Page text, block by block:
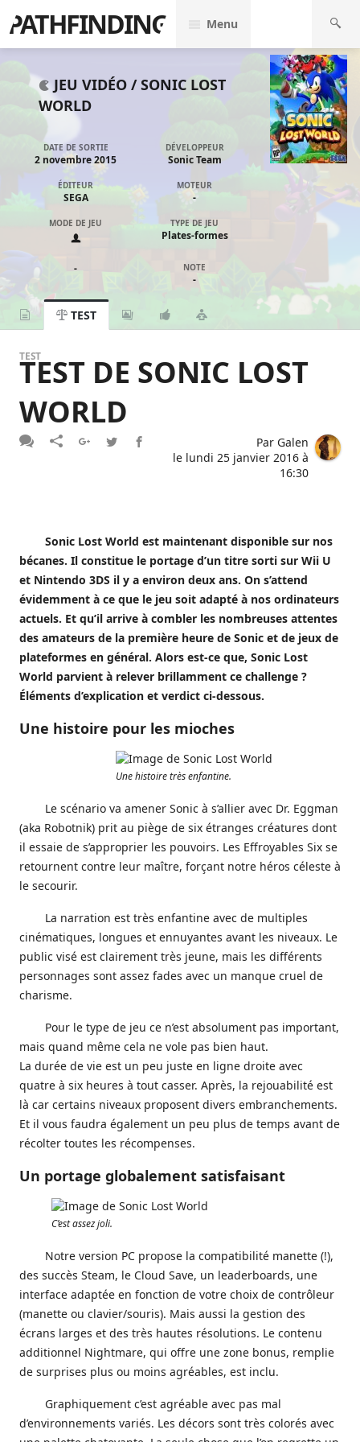
PATHFINDING Menu
JEU VIDÉO /SONIC LOST
WORLD
DATE DE SORTIE
2 novembre 2015
DÉVELOPPEUR
Sonic Team
ÉDITEUR
SEGA
MOTEUR
-
MODE DE JEU TYPE DE JEU
Plates-formes
- NOTE
-
TEST
TEST
TEST DE SONIC LOST
WORLD
Par Galen
le lundi 25 janvier 2016 à
16:30
Sonic Lost World est maintenant disponible sur nos
bécanes. Il constitue le portage d’un titre sorti sur Wii U
et Nintendo 3DS il y a environ deux ans. On s’attend
évidemment à ce que le jeu soit adapté à nos ordinateurs
actuels. Et qu’il arrive à combler les nombreuses attentes
des amateurs de la première heure de Sonic et de jeux de
plateformes en général. Alors est-ce que, Sonic Lost
World parvient à relever brillamment ce challenge ?
Éléments d’explication et verdict ci-dessous.
Une histoire pour les mioches
Une histoire très enfantine.
Le scénario va amener Sonic à s’allier avec Dr. Eggman
(aka Robotnik) prit au piège de six étranges créatures dont
il essaie de s’approprier les pouvoirs. Les Effroyables Six se
retournent contre leur maître, forçant notre héros céleste à
le secourir.
La narration est très enfantine avec de multiples
cinématiques, longues et ennuyantes avant les niveaux. Le
public visé est clairement très jeune, mais les différents
personnages sont assez fades avec un manque cruel de
charisme.
Pour le type de jeu ce n’est absolument pas important,
mais quand même cela ne vole pas bien haut.
La durée de vie est un peu juste en ligne droite avec
quatre à six heures à tout casser. Après, la rejouabilité est
là car certains niveaux proposent divers embranchements.
Et il vous faudra également un peu plus de temps avant de
récolter toutes les récompenses.
Un portage globalement satisfaisant
C’est assez joli.
Notre version PC propose la compatibilité manette (!),
des succès Steam, le Cloud Save, un leaderboards, une
interface adaptée en fonction de votre choix de contrôleur
(manette ou clavier/souris). Mais aussi la gestion des
écrans larges et des très hautes résolutions. Le contenu
additionnel Nightmare, qui offre une zone bonus, remplie
de surprises plus ou moins agréables, est inclu.
Graphiquement c’est agréable avec pas mal
d’environnements variés. Les décors sont très colorés avec